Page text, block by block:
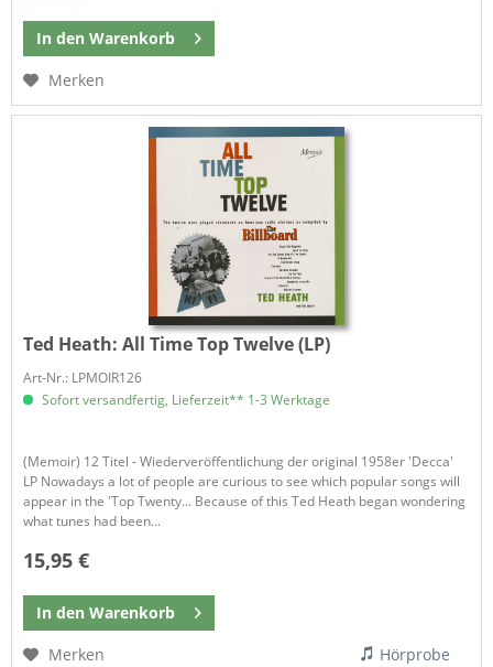
In den Warenkorb
Merken
Ted Heath: All Time Top Twelve (LP)
Art-Nr.: LPMOIR126
Sofort versandfertig, Lieferzeit** 1-3 Werktage
(Memoir) 12 Titel - Wiederveröffentlichung der original 1958er 'Decca'
LP Nowadays a lot of people are curious to see which popular songs will
appear in the 'Top Twenty... Because of this Ted Heath began wondering
what tunes had been...
15,95 €
In den Warenkorb
Merken
Hörprobe